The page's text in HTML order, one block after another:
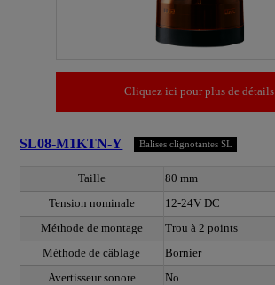
Cliquez ici pour plus de détails
SL08-M1KTN-Y Balises clignotantes SL
Taille
80 mm
Tension nominale
12-24V DC
Méthode de montage
Trou à 2 points
Méthode de câblage
Bornier
Avertisseur sonore
No